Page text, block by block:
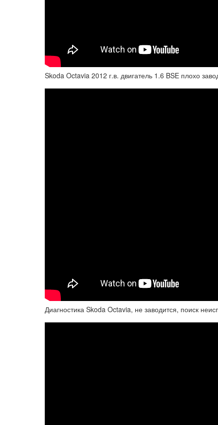
Skoda Octavia 2012 г.в. двигатель 1.6 BSE плохо
Диагностика Skoda Octavia, не заводится, поиск